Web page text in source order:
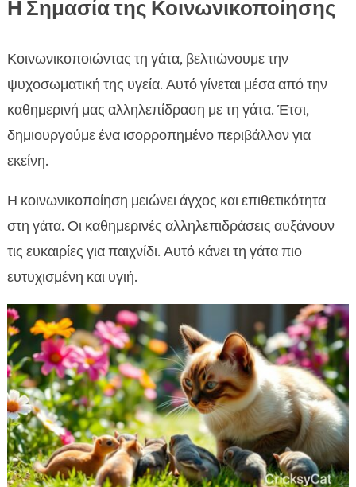
Η Σημασία της Κοινωνικοποίησης
Κοινωνικοποιώντας τη γάτα, βελτιώνουμε την
ψυχοσωματική της υγεία. Αυτό γίνεται μέσα από την
καθημερινή μας αλληλεπίδραση με τη γάτα. Έτσι,
δημιουργούμε ένα ισορροπημένο περιβάλλον για
εκείνη.
Η κοινωνικοποίηση μειώνει άγχος και επιθετικότητα
στη γάτα. Οι καθημερινές αλληλεπιδράσεις αυξάνουν
τις ευκαιρίες για παιχνίδι. Αυτό κάνει τη γάτα πιο
ευτυχισμένη και υγιή.